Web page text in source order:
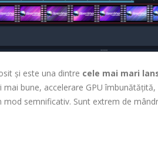
și este una dintre cele mai mari
bune, accelerare GPU
semnificativ. Sunt extrem de